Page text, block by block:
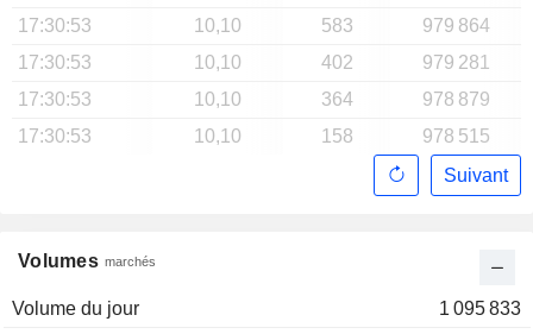
Volumes marchés
Volume du jour
1 095 833
17:30:53
10,10 583
979 864
17:30:53
10,10 402
979 281
17:30:53
10,10 364
978 879
17:30:53
10,10 158
978 515
Suivant